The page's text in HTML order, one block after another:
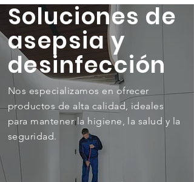
Soluciones de
asepsia y
desinfección
Nos especializamos en ofrecer
productos de alta calidad, ideales
para mantener la higiene, la salud y la
seguridad.